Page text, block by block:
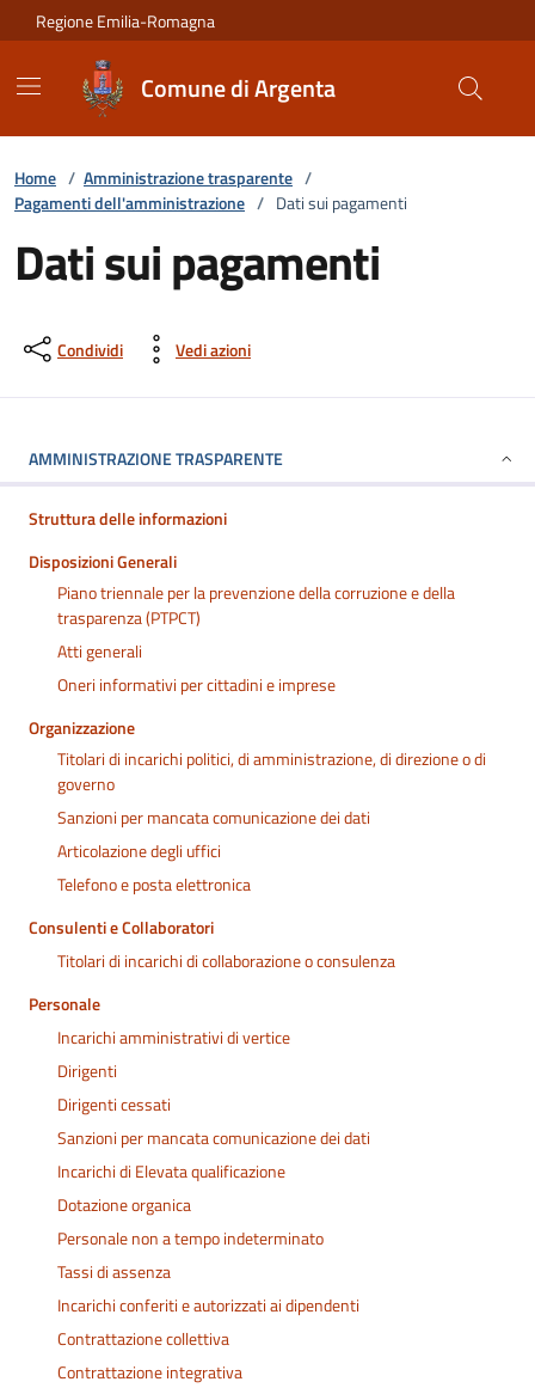
Vai ai contenuti
Vai al footer
Regione Emilia-Romagna
Comune di Argenta
Home / Amministrazione trasparente /
Pagamenti dell'amministrazione / Dati sui pagamenti
Dati sui pagamenti
Condividi Vedi azioni
AMMINISTRAZIONE TRASPARENTE
Struttura delle informazioni
Disposizioni Generali
Piano triennale per la prevenzione della corruzione e della
trasparenza (PTPCT)
Atti generali
Oneri informativi per cittadini e imprese
Organizzazione
Titolari di incarichi politici, di amministrazione, di direzione o di
governo
Sanzioni per mancata comunicazione dei dati
Articolazione degli uffici
Telefono e posta elettronica
Consulenti e Collaboratori
Titolari di incarichi di collaborazione o consulenza
Personale
Incarichi amministrativi di vertice
Dirigenti
Dirigenti cessati
Sanzioni per mancata comunicazione dei dati
Incarichi di Elevata qualificazione
Dotazione organica
Personale non a tempo indeterminato
Tassi di assenza
Incarichi conferiti e autorizzati ai dipendenti
Contrattazione collettiva
Contrattazione integrativa